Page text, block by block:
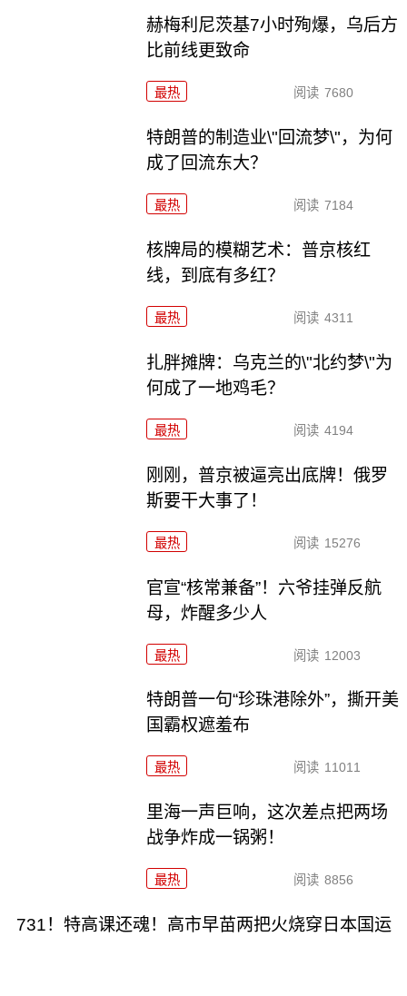
赫梅利尼茨基7小时殉爆，乌后方
比前线更致命
最热 阅读 7680
特朗普的制造业\"回流梦\"，为何
成了回流东大？
最热 阅读 7184
核牌局的模糊艺术：普京核红
线，到底有多红？
最热 阅读 4311
扎胖摊牌：乌克兰的\"北约梦\"为
何成了一地鸡毛？
最热 阅读 4194
刚刚，普京被逼亮出底牌！俄罗
斯要干大事了！
最热 阅读 15276
官宣“核常兼备”！六爷挂弹反航
母，炸醒多少人
最热 阅读 12003
特朗普一句“珍珠港除外”，撕开美
国霸权遮羞布
最热 阅读 11011
里海一声巨响，这次差点把两场
战争炸成一锅粥！
最热 阅读 8856
731！特高课还魂！高市早苗两把火烧穿日本国运